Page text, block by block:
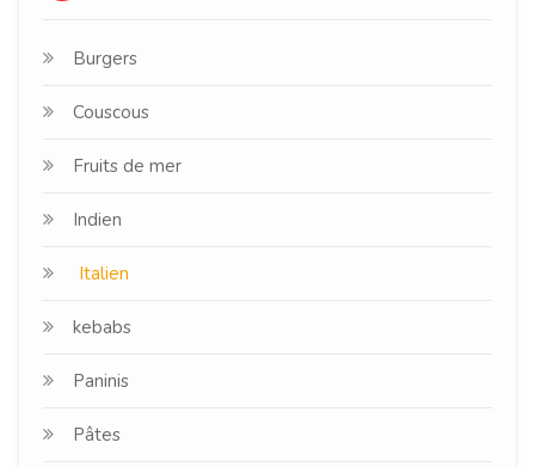
Burgers
Couscous
Fruits de mer
Indien
Italien
kebabs
Paninis
Pâtes